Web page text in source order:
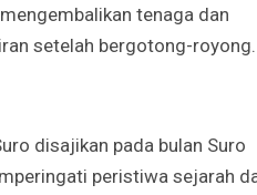
tenaga dan
setelah bergotong-royong.
disajikan pada bulan Suro
peristiwa sejarah